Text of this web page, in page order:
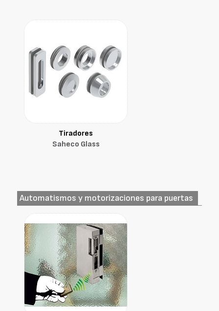
Tiradores
Saheco Glass
Automatismos y motorizaciones para puertas